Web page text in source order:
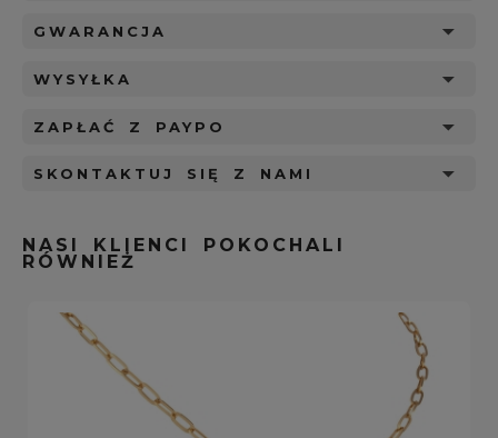
GWARANCJA
WYSYŁKA
ZAPŁAĆ Z PAYPO
SKONTAKTUJ SIĘ Z NAMI
NASI KLIENCI POKOCHALI
RÓWNIEŻ